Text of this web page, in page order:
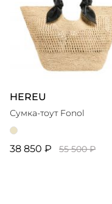
HEREU
Сумка-тоут Fonol
38 850 ₽ 55 500 ₽